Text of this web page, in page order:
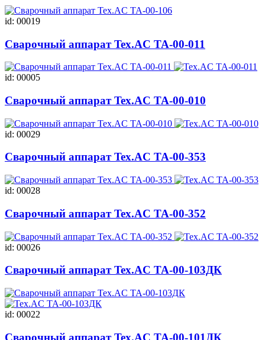
id: 00019
Сварочный аппарат Tex.AC ТА-00-011
id: 00005
Сварочный аппарат Tex.AC TA-00-010
id: 00029
Сварочный аппарат Tex.AC ТА-00-353
id: 00028
Сварочный аппарат Tex.AC ТА-00-352
id: 00026
Сварочный аппарат Tex.AC ТА-00-103ДК
id: 00022
Сварочный аппарат Tex.AC ТА-00-101ДК